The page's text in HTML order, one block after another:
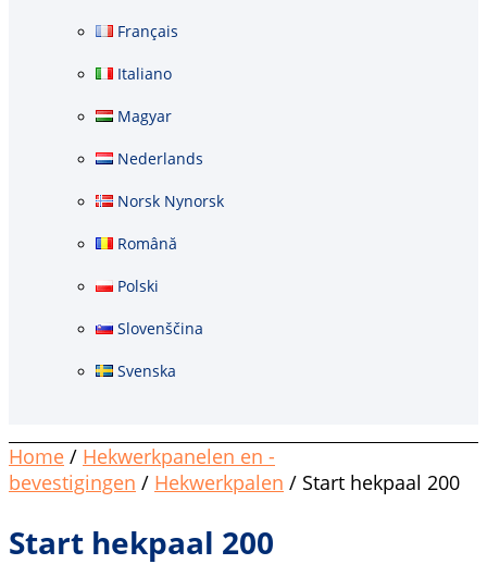
Français
Italiano
Magyar
Nederlands
Norsk Nynorsk
Română
Polski
Slovenščina
Svenska
Home / Hekwerkpanelen en -
bevestigingen / Hekwerkpalen / Start hekpaal 200
Start hekpaal 200